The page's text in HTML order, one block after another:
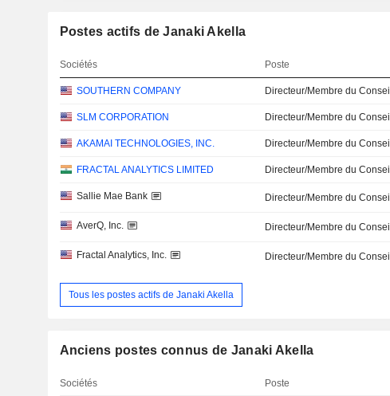
Postes actifs de Janaki Akella
Sociétés Poste
SOUTHERN COMPANY Directeur/Membre du Conseil
SLM CORPORATION Directeur/Membre du Conseil
AKAMAI TECHNOLOGIES, INC. Directeur/Membre du Conseil
FRACTAL ANALYTICS LIMITED Directeur/Membre du Conseil
Sallie Mae Bank Directeur/Membre du Conseil
AverQ, Inc. Directeur/Membre du Conseil
Fractal Analytics, Inc. Directeur/Membre du Conseil
Tous les postes actifs de Janaki Akella
Anciens postes connus de Janaki Akella
Sociétés Poste